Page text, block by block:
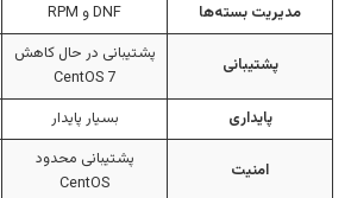
مدیریت بسته‌ها
DNF و RPM
پشتیبانی
پشتیبانی در حال کاهش
CentOS 7
پایداری
بسیار پایدار
امنیت
پشتیبانی محدود
CentOS